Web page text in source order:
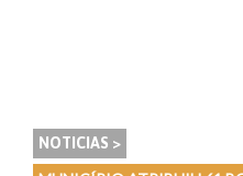
NOTICIAS >